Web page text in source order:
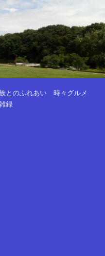
とのふれあい 時々グルメ
録